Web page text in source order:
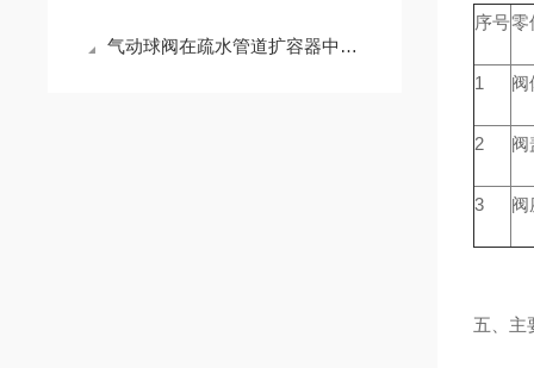
气动球阀在疏水管道扩容器中的主要作用
序号零
1 阀
2 阀
3 阀
五、主